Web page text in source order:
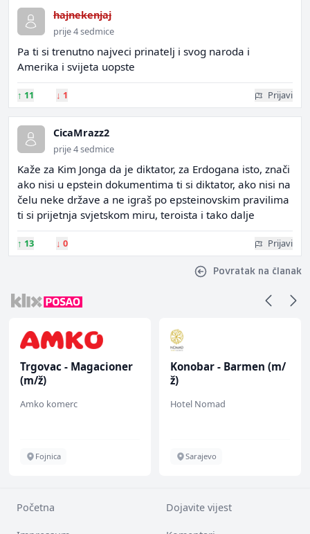
hajnekenjaj
prije 4 sedmice
Pa ti si trenutno najveci prinatelj i svog naroda i
Amerika i svijeta uopste
↑ 11 ↓ 1 Prijavi
CicaMrazz2
prije 4 sedmice
Kaže za Kim Jonga da je diktator, za Erdogana isto, znači
ako nisi u epstein dokumentima ti si diktator, ako nisi na
čelu neke države a ne igraš po epsteinovskim pravilima
ti si prijetnja svjetskom miru, teroista i tako dalje
↑ 13 ↓ 0 Prijavi
Povratak na članak
Trgovac - Magacioner
(m/ž)
Amko komerc
Fojnica
Konobar - Barmen (m/
ž)
Hotel Nomad
Sarajevo
Početna Dojavite vijest